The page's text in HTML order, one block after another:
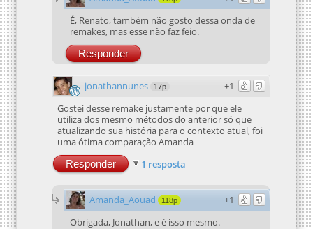
É, Renato, também não gosto dessa onda de
remakes, mas esse não faz feio.
Responder
+1
jonathannunes 17p
Gostei desse remake justamente por que ele
utiliza dos mesmo métodos do anterior só que
atualizando sua história para o contexto atual, foi
uma ótima comparação Amanda
Responder 1 resposta
+1
Amanda_Aouad 118p
Obrigada, Jonathan, e é isso mesmo.